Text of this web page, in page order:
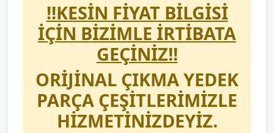
!!KESİN FİYAT BİLGİSİ
İÇİN BİZİMLE İRTİBATA
GEÇİNİZ!!
ORİJİNAL ÇIKMA YEDEK
PARÇA ÇEŞİTLERİMİZLE
HİZMETİNİZDEYİZ.